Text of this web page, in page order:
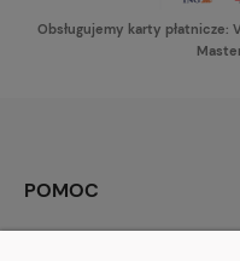
Obsługujemy karty płatnicze:
POMOC